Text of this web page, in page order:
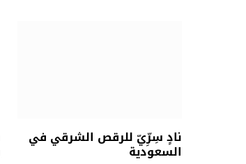
نادٍ سِرِّيّ للرقص الشرقي في
السعودية